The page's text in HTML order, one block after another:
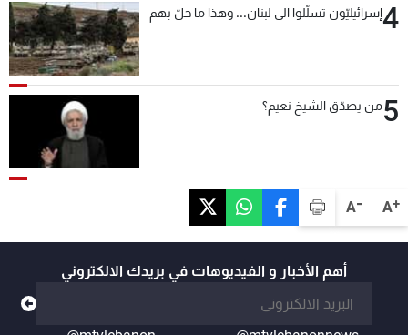
A+
A-
4إسرائيليّون تسلّلوا الى لبنان... وهذا ما حلّ بهم
5من يصدّق الشيخ نعيم؟
أهم الأخبار و الفيديوهات في بريدك الالكتروني